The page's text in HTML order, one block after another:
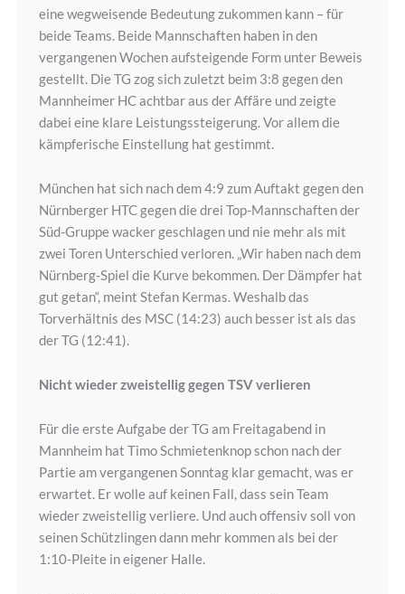
eine wegweisende Bedeutung zukommen kann – für
beide Teams. Beide Mannschaften haben in den
vergangenen Wochen aufsteigende Form unter Beweis
gestellt. Die TG zog sich zuletzt beim 3:8 gegen den
Mannheimer HC achtbar aus der Affäre und zeigte
dabei eine klare Leistungssteigerung. Vor allem die
kämpferische Einstellung hat gestimmt.
München hat sich nach dem 4:9 zum Auftakt gegen den
Nürnberger HTC gegen die drei Top-Mannschaften der
Süd-Gruppe wacker geschlagen und nie mehr als mit
zwei Toren Unterschied verloren. „Wir haben nach dem
Nürnberg-Spiel die Kurve bekommen. Der Dämpfer hat
gut getan“, meint Stefan Kermas. Weshalb das
Torverhältnis des MSC (14:23) auch besser ist als das
der TG (12:41).
Nicht wieder zweistellig gegen TSV verlieren
Für die erste Aufgabe der TG am Freitagabend in
Mannheim hat Timo Schmietenknop schon nach der
Partie am vergangenen Sonntag klar gemacht, was er
erwartet. Er wolle auf keinen Fall, dass sein Team
wieder zweistellig verliere. Und auch offensiv soll von
seinen Schützlingen dann mehr kommen als bei der
1:10-Pleite in eigener Halle.